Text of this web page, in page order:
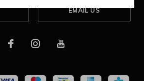
EMAIL US